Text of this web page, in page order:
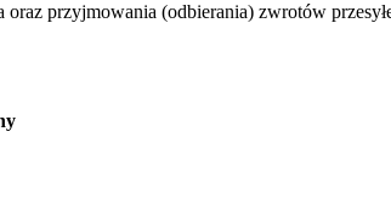
przyjmowania (odbierania) zwrotów